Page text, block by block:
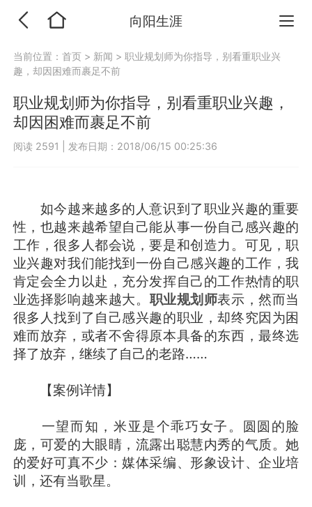
向阳生涯
当前位置：首页 > 新闻 >职业规划师为你指导，别看重职业兴
趣，却因困难而裹足不前
职业规划师为你指导，别看重职业兴趣，
却因困难而裹足不前
阅读 2591 发布日期：2018/06/15 00:25:36
如今越来越多的人意识到了职业兴趣的重要
性，也越来越希望自己能从事一份自己感兴趣的
工作，很多人都会说，要是和创造力。可见，职
业兴趣对我们能找到一份自己感兴趣的工作，我
肯定会全力以赴，充分发挥自己的工作热情的职
业选择影响越来越大。 职业规划师表示，然而当
很多人找到了自己感兴趣的职业，却终究因为困
难而放弃，或者不舍得原本具备的东西，最终选
择了放弃，继续了自己的老路……
【案例详情】
一望而知，米亚是个乖巧女子。圆圆的脸
庞，可爱的大眼睛，流露出聪慧内秀的气质。她
的爱好可真不少：媒体采编、形象设计、企业培
训，还有当歌星。